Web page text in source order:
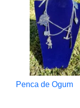
Penca de Ogum